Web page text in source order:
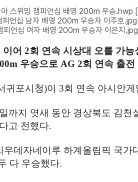
스위밍 챔피언십 배영 200m 우승.hwp
언십 남자 배영 200m 우승자 이주호.jpg
언십 여자 배영 200m 우승자 이은지.jpg
이어2회 연속 시상대 오를 가능
우승으로AG 2회 연속 출전
귀포시청)이 3회 연속 아시안
일까지 엿새 동안 경상북도 김
고 전했다.
우데자네이루 하계올림픽 국가
다 우승했다.